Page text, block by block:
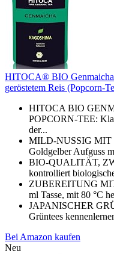
HITOCA® BIO Genmaicha
geröstetem Reis (Popcorn-
HITOCA BIO
POPCORN-TEE:
der...
MILD-NUSSIG
Goldgelber Aufguss
BIO-QUALITÄT,
kontrolliert
ZUBEREITUNG
ml Tasse, mit 80 °C
JAPANISCHER
Grüntees
Bei Amazon kaufen
Neu